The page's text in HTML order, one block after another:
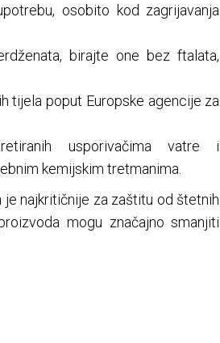
osobito kod zagrijavanja
birajte one bez ftalata,
tijela poput Europske agencije za
usporivačima vatre i
kemijskim tretmanima.
najkritičnije za zaštitu od štetnih
mogu značajno smanjiti